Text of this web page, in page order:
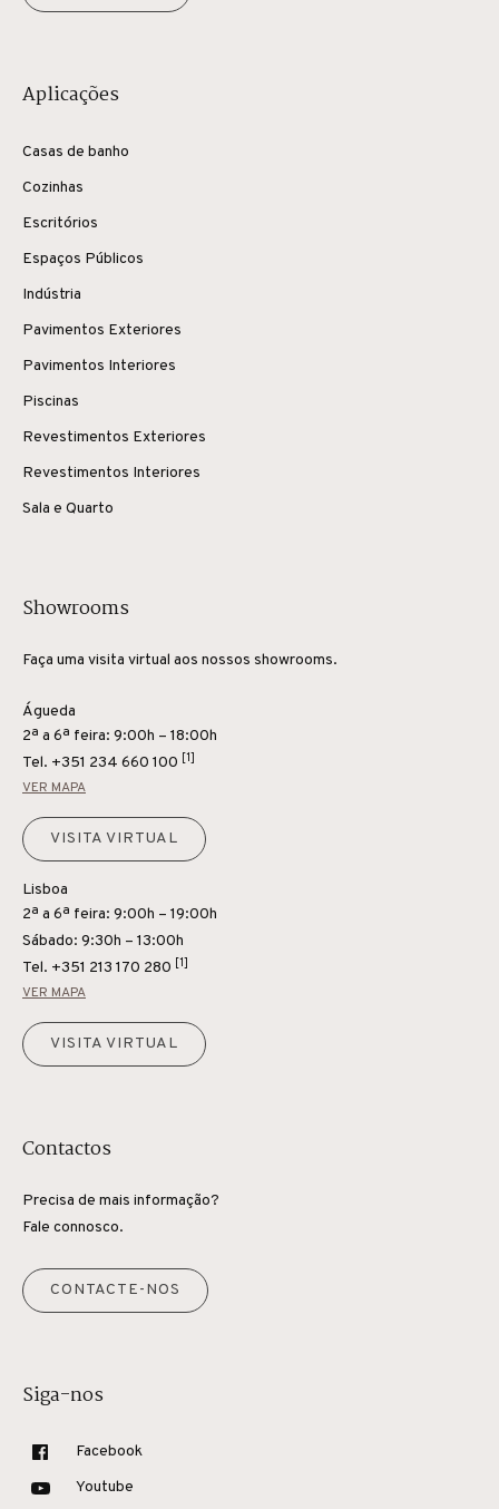
Aplicações
Casas de banho
Cozinhas
Escritórios
Espaços Públicos
Indústria
Pavimentos Exteriores
Pavimentos Interiores
Piscinas
Revestimentos Exteriores
Revestimentos Interiores
Sala e Quarto
Showrooms
Faça uma visita virtual aos nossos showrooms.
Águeda
2ª a 6ª feira: 9:00h – 18:00h
Tel. +351 234 660 100 [1]
VER MAPA
VISITA VIRTUAL
Lisboa
2ª a 6ª feira: 9:00h – 19:00h
Sábado: 9:30h – 13:00h
Tel. +351 213 170 280 [1]
VER MAPA
VISITA VIRTUAL
Contactos
Precisa de mais informação?
Fale connosco.
CONTACTE-NOS
Siga-nos
Facebook
Youtube